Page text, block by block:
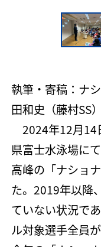
執筆・寄稿：ナ
田和史（藤村SS）
2024年12月14
県富士水泳場に
高峰の「ナショ
た。2019年以降
ていない状況で
ル対象選手全員